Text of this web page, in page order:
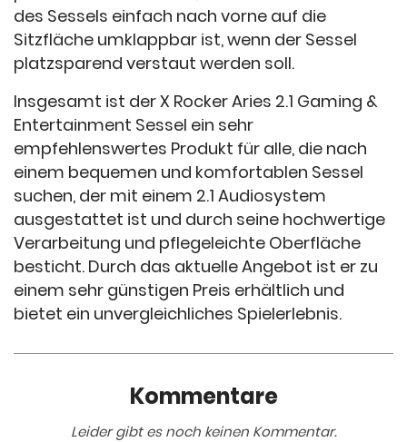
des Sessels einfach nach vorne auf die
Sitzfläche umklappbar ist, wenn der Sessel
platzsparend verstaut werden soll.
Insgesamt ist der X Rocker Aries 2.1 Gaming &
Entertainment Sessel ein sehr
empfehlenswertes Produkt für alle, die nach
einem bequemen und komfortablen Sessel
suchen, der mit einem 2.1 Audiosystem
ausgestattet ist und durch seine hochwertige
Verarbeitung und pflegeleichte Oberfläche
besticht. Durch das aktuelle Angebot ist er zu
einem sehr günstigen Preis erhältlich und
bietet ein unvergleichliches Spielerlebnis.
Kommentare
Leider gibt es noch keinen Kommentar.